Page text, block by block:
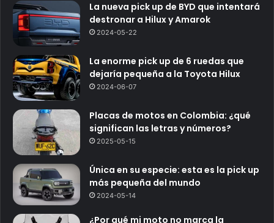
La nueva pick up de BYD que intentará
destronar a Hilux y Amarok
2024-05-22
La enorme pick up de 6 ruedas que
dejaría pequeña a la Toyota Hilux
2024-06-07
Placas de motos en Colombia: ¿qué
significan las letras y números?
2025-05-15
Única en su especie: esta es la pick up
más pequeña del mundo
2024-05-14
¿Por qué mi moto no marca la